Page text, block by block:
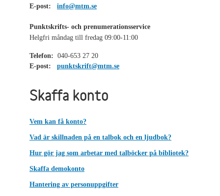
E-post:
info@mtm.se
Punktskrifts- och prenumerationsservice
Helgfri måndag till fredag 09:00-11:00
Telefon: 040-653 27 20
E-post:
punktskrift@mtm.se
Skaffa konto
Vem kan få konto?
Vad är skillnaden på en talbok och en ljudbok?
Hur gör jag som arbetar med talböcker på bibliotek?
Skaffa demokonto
Hantering av personuppgifter